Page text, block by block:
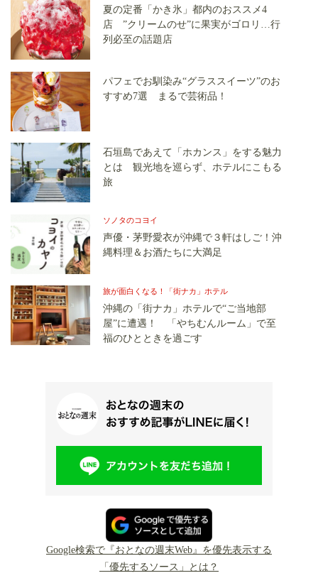
夏の定番「かき氷」都内のおススメ4
店 ”クリームのせ”に果実がゴロリ…行
列必至の話題店
パフェでお馴染み“グラススイーツ”のお
すすめ7選 まるで芸術品！
石垣島であえて「ホカンス」をする魅力
とは 観光地を巡らず、ホテルにこもる
旅
ソノタのコヨイ
声優・茅野愛衣が沖縄で３軒はしご！沖
縄料理＆お酒たちに大満足
旅が面白くなる！「街ナカ」ホテル
沖縄の「街ナカ」ホテルで“ご当地部
屋”に遭遇！ 「やちむんルーム」で至
福のひとときを過ごす
Google検索で『おとなの週末Web』を優先表示する
「優先するソース」とは？